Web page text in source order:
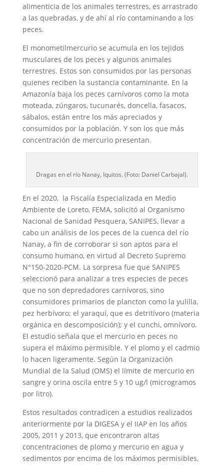
alimenticia de los animales terrestres, es arrastrado
a las quebradas, y de ahí al río contaminando a los
peces.
El monometilmercurio se acumula en los tejidos
musculares de los peces y algunos animales
terrestres. Estos son consumidos por las personas
quienes reciben la sustancia contaminante. En la
Amazonía baja los peces carnívoros como la mota
moteada, zúngaros, tucunarés, doncella, fasacos,
sábalos, están entre los más apreciados y
consumidos por la población. Y son los que más
concentración de mercurio presentan.
Dragas en el río Nanay, Iquitos. (Foto: Daniel Carbajal).
En el 2020, la Fiscalía Especializada en Medio
Ambiente de Loreto, FEMA, solicitó al Organismo
Nacional de Sanidad Pesquera, SANIPES, llevar a
cabo un análisis de los peces de la cuenca del río
Nanay, a fin de corroborar si son aptos para el
consumo humano, en virtud al Decreto Supremo
N°150-2020-PCM. La sorpresa fue que SANIPES
seleccionó para analizar a tres especies de peces
que no son depredadores carnívoros, sino
consumidores primarios de plancton como la yulilla,
pez herbívoro; el yaraquí, que es detritívoro (materia
orgánica en descomposición); y el cunchi, omnívoro.
El estudio señala que el mercurio en peces no
supera el máximo permisible. Y el plomo y el cadmio
lo hacen ligeramente. Según la Organización
Mundial de la Salud (OMS) el límite de mercurio en
sangre y orina oscila entre 5 y 10 ug/l (microgramos
por litro).
Estos resultados contradicen a estudios realizados
anteriormente por la DIGESA y el IIAP en los años
2005, 2011 y 2013, que encontraron altas
concentraciones de plomo y mercurio en agua y
sedimentos por encima de los máximos permisibles,